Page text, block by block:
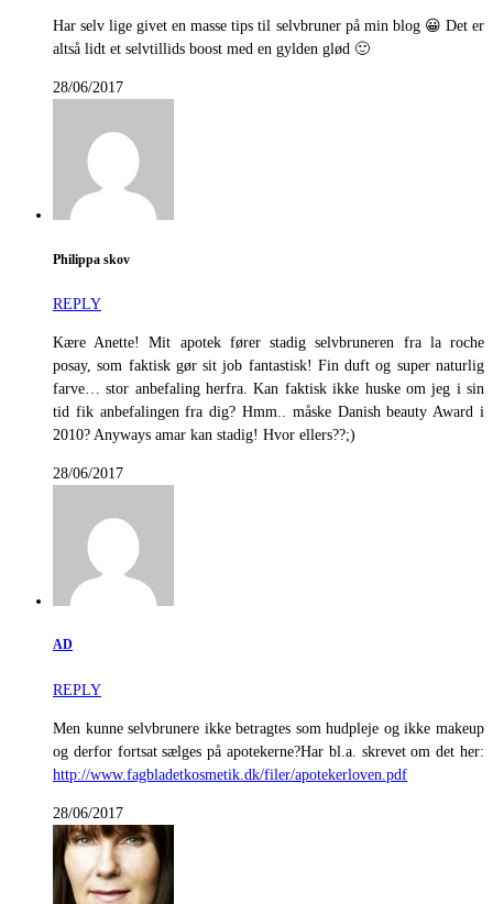
Har selv lige givet en masse tips til selvbruner på min blog 😀 Det er
altså lidt et selvtillids boost med en gylden glød 🙂
28/06/2017
Philippa skov
REPLY
Kære Anette! Mit apotek fører stadig selvbruneren fra la roche
posay, som faktisk gør sit job fantastisk! Fin duft og super naturlig
farve… stor anbefaling herfra. Kan faktisk ikke huske om jeg i sin
tid fik anbefalingen fra dig? Hmm.. måske Danish beauty Award i
2010? Anyways amar kan stadig! Hvor ellers??;)
28/06/2017
AD
REPLY
Men kunne selvbrunere ikke betragtes som hudpleje og ikke makeup
og derfor fortsat sælges på apotekerne?Har bl.a. skrevet om det her:
http://www.fagbladetkosmetik.dk/filer/apotekerloven.pdf
28/06/2017